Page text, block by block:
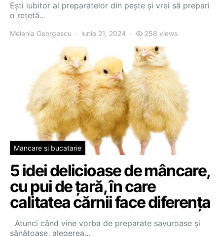
Ești iubitor al preparatelor din pește și vrei să prepari
o rețetă…
Melania Georgescu iunie 21, 2024 258 views
Mancare si bucatarie
5 idei delicioase de mâncare,
cu pui de țară, în care
calitatea cărnii face diferența
Atunci când vine vorba de preparate savuroase și
sănătoase, alegerea…